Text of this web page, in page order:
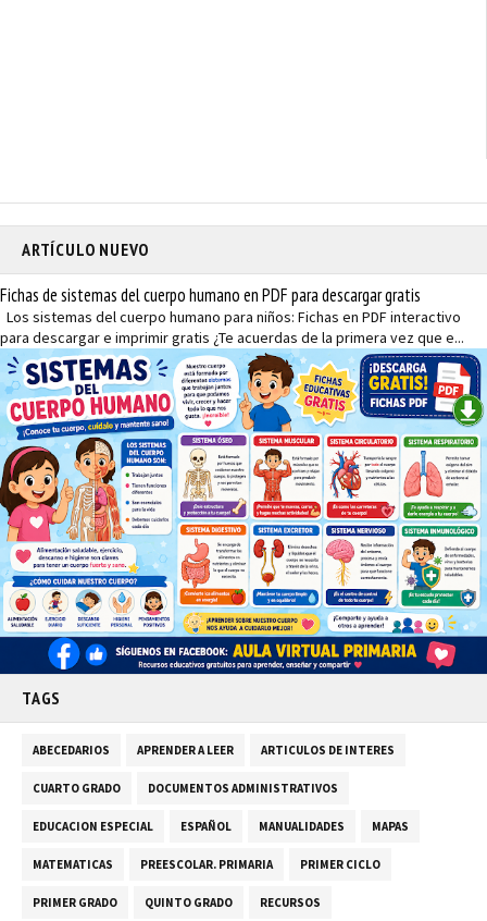
ARTÍCULO NUEVO
Fichas de sistemas del cuerpo humano en PDF para descargar gratis
Los sistemas del cuerpo humano para niños: Fichas en PDF interactivo
para descargar e imprimir gratis ¿Te acuerdas de la primera vez que e...
TAGS
ABECEDARIOS APRENDER A LEER ARTICULOS DE INTERES
CUARTO GRADO DOCUMENTOS ADMINISTRATIVOS
EDUCACION ESPECIAL ESPAÑOL MANUALIDADES MAPAS
MATEMATICAS PREESCOLAR. PRIMARIA PRIMER CICLO
PRIMER GRADO QUINTO GRADO RECURSOS